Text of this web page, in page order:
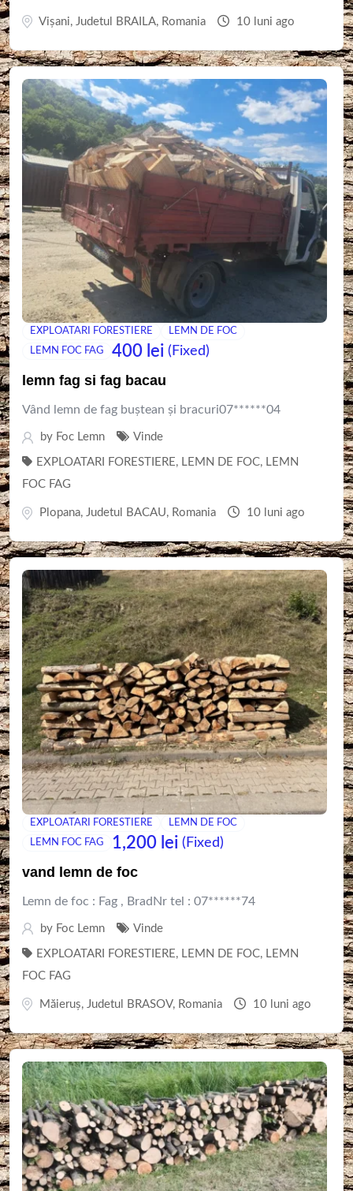
Vișani, Judetul BRAILA, Romania 10 luni ago
EXPLOATARI FORESTIERE
LEMN DE FOC
LEMN FOC FAG
400 lei (Fixed)
lemn fag si fag bacau
Vând lemn de fag buștean și bracuri07******04
by Foc Lemn Vinde
EXPLOATARI FORESTIERE, LEMN DE FOC, LEMN
FOC FAG
Plopana, Judetul BACAU, Romania 10 luni ago
EXPLOATARI FORESTIERE
LEMN DE FOC
LEMN FOC FAG
1,200 lei (Fixed)
vand lemn de foc
Lemn de foc : Fag , BradNr tel : 07******74
by Foc Lemn Vinde
EXPLOATARI FORESTIERE, LEMN DE FOC, LEMN
FOC FAG
Măieruș, Judetul BRASOV, Romania 10 luni ago